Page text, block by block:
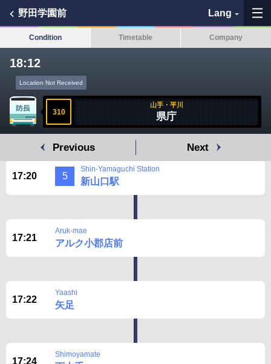
野田学園前 Lang
History
Search bus stop
Condition Timetable Company
18:12
Location Not Received
310
山手・平川
県庁
Previous Next
17:20 5
Shin-Yamaguchi Station
新山口駅
17:21
Aruk-mae
アルク小郡店前
17:22
Yaashi
矢足
17:24
Shimoyamate